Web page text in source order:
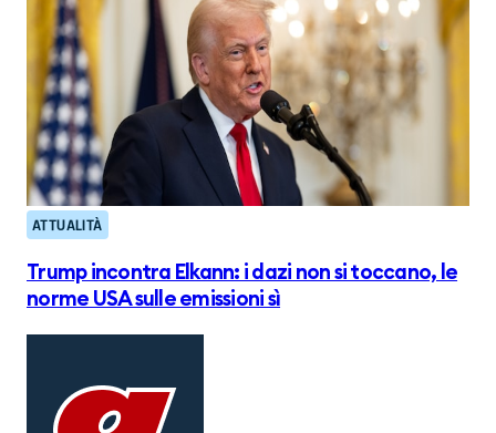
ATTUALITÀ
Trump incontra Elkann: i dazi non si toccano, le
norme USA sulle emissioni sì